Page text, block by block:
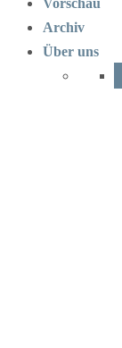
Vorschau
Archiv
Über uns